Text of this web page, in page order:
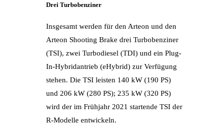
Drei Turbobenziner
Insgesamt werden für den Arteon und den
Arteon Shooting Brake drei Turbobenziner
(TSI), zwei Turbodiesel (TDI) und ein Plug-
In-Hybridantrieb (eHybrid) zur Verfügung
stehen. Die TSI leisten 140 kW (190 PS)
und 206 kW (280 PS); 235 kW (320 PS)
wird der im Frühjahr 2021 startende TSI der
R-Modelle entwickeln.